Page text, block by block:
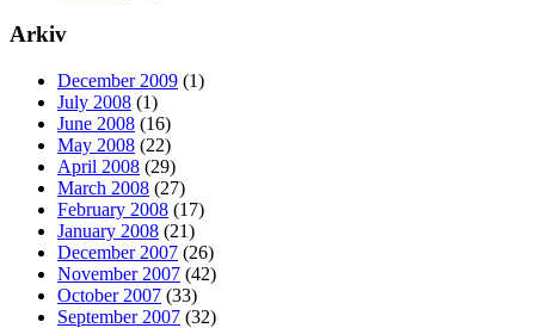
Arkiv
December 2009 (1)
July 2008 (1)
June 2008 (16)
May 2008 (22)
April 2008 (29)
March 2008 (27)
February 2008 (17)
January 2008 (21)
December 2007 (26)
November 2007 (42)
October 2007 (33)
September 2007 (32)